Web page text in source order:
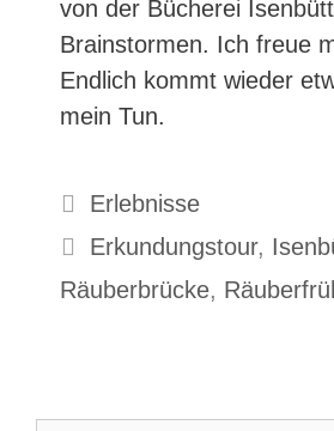
von der Bücherei
Brainstormen. Ich freue
Endlich kommt wieder
mein Tun.
Kategorien
Erlebnisse
Schlagwörter
Erkundungstour,
Räuberbrücke,